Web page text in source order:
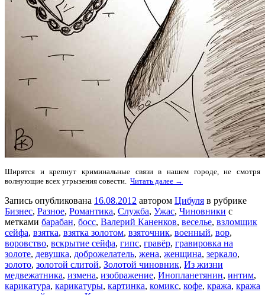
Ширятся и крепнут криминальные связи в нашем городе, не смотря
волнующие всех угрызения совести. Читать далее →
Запись опубликована 16.08.2012 автором Цибуля в рубрике
Бизнес, Разное, Романтика, Служба, Ужас, Чиновники с
метками барабан, босс, Валерий Каненков, веселье, взломщик
сейфа, взятка, взятка золотом, взяточник, военный, вор,
воровство, вскрытие сейфа, гипс, гравёр, гравировка на
золоте, девушка, доброжелатель, жена, женщина, зеркало,
золото, золотой слитой, Золотой чиновник, Из жизни
медвежатника, измена, изображение, Инопланетянин, интим,
карикатура, карикатуры, картинка, комикс, кофе, кража, кража